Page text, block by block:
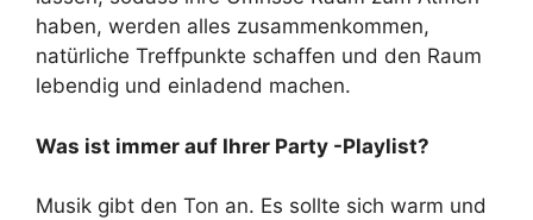
haben, werden alles zusammenkommen,
natürliche Treffpunkte schaffen und den Raum
lebendig und einladend machen.
Was ist immer auf Ihrer Party -Playlist?
Musik gibt den Ton an. Es sollte sich warm und